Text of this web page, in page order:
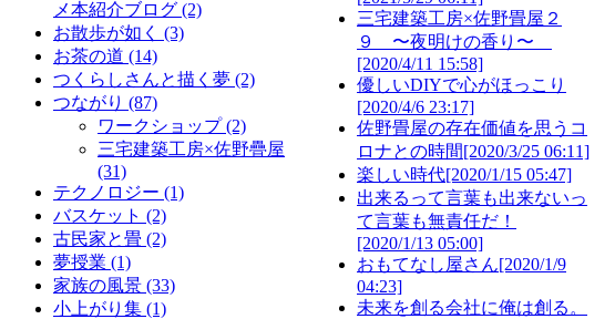
メ本紹介ブログ (2)
お散歩が如く (3)
お茶の道 (14)
つくらしさんと描く夢 (2)
つながり (87)
ワークショップ(2)
三宅建築工房×佐野疊屋
(31)
テクノロジー (1)
バスケット (2)
古民家と畳 (2)
夢授業 (1)
家族の風景 (33)
小上がり集 (1)
三宅建築工房×佐野畳屋２
９ 〜夜明けの香り〜
[2020/4/11 15:58]
優しいDIYで心がほっこり
[2020/4/6 23:17]
佐野畳屋の存在価値を思うコ
ロナとの時間[2020/3/25 06:11]
楽しい時代[2020/1/15 05:47]
出来るって言葉も出来ないっ
て言葉も無責任だ！
[2020/1/13 05:00]
おもてなし屋さん[2020/1/9
04:23]
未来を創る会社に俺は創る。